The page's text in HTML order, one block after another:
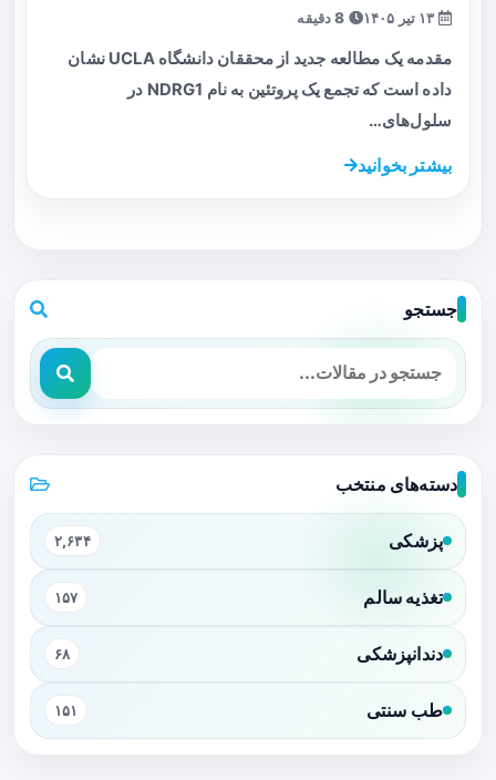
مقدمه یک مطالعه جدید از محققان دانشگاه UCLA نشان
داده است که تجمع یک پروتئین به نام NDRG1 در
سلول‌های…
بیشتر بخوانید
جستجو
دسته‌های منتخب
پزشکی ۲,۶۳۴
تغذیه سالم ۱۵۷
دندانپزشکی ۶۸
طب سنتی ۱۵۱